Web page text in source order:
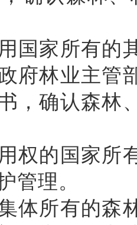
家所有的其
府林业主管
，确认森林
的国家所有
管理。
体所有的森